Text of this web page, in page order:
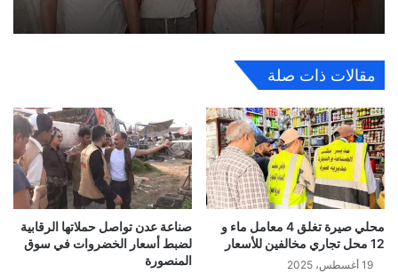
مقالات ذات صلة
محلي صيرة تغلق 4 معامل ماء و
12 محل تجاري مخالفين للأسعار
19 أغسطس، 2025
صناعة عدن تواصل حملاتها الرقابية
لضبط أسعار الخضروات في سوق
المنصورة